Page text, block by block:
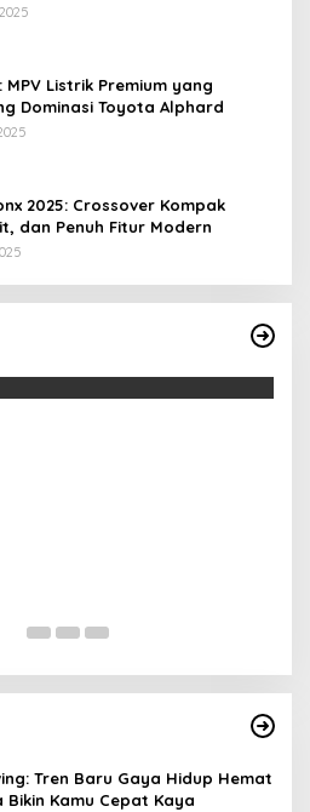
MPV Listrik Premium yang
Dominasi Toyota Alphard
2025: Crossover Kompak
dan Penuh Fitur Modern
Kalori Meski Udah
Tentang Afterburn
Tren Baru Gaya Hidup Hemat
Bikin Kamu Cepat Kaya